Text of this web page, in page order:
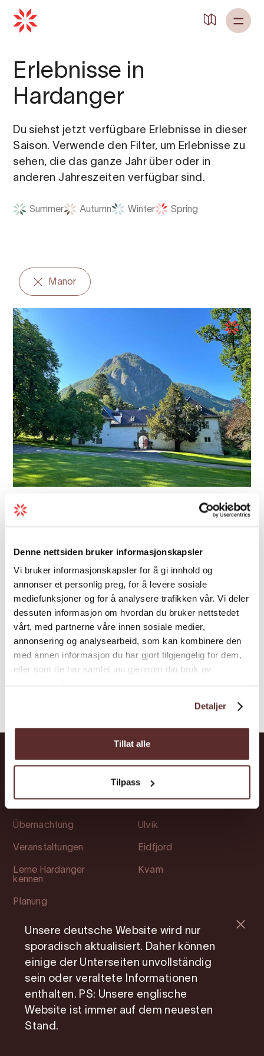
Denne nettsiden bruker informasjonskapsler
Vi bruker informasjonskapsler for å gi innhold og
annonser et personlig preg, for å levere sosiale
mediefunksjoner og for å analysere trafikken vår. Vi deler
dessuten informasjon om hvordan du bruker nettstedet
vårt, med partnerne våre innen sosiale medier,
annonsering og analysearbeid, som kan kombinere den
med annen informasjon du har gjort tilgjengelig for dem,
eller som de har samlet inn gjennom din bruk av
Detaljer
Tillat alle
Tilpass
Erlebnisse in
Hardanger
Du siehst jetzt verfügbare Erlebnisse in dieser
Saison. Verwende den Filter, um Erlebnisse zu
sehen, die das ganze Jahr über oder in
anderen Jahreszeiten verfügbar sind.
Summer Autumn Winter Spring
Manor
Besuchscenter | Bussgruppen | Gartenanlage/Landgut
Baroniet Rosendal ist die einzige Baronie
Norwegens und Skandivaiens kleinstes
Schloss. Die Baronie liegt zentral in Rosendal
und ist für sein Kulturprogramm und seinen
Rosengarten bekannt.
Unsere deutsche Website wird nur
sporadisch aktualisiert. Daher können
einige der Unterseiten unvollständig
sein oder veraltete Informationen
enthalten. PS: Unsere englische
Website ist immer auf dem neuesten
Stand.
Übernachtung
Veranstaltungen
Lerne Hardanger
kennen
Planung
Orte
Ulvik
Eidfjord
Kvam
Soziale Medien
Facebook
Instagram
Youtube
Information
Mitgliedsseite
Photo Service
Über uns